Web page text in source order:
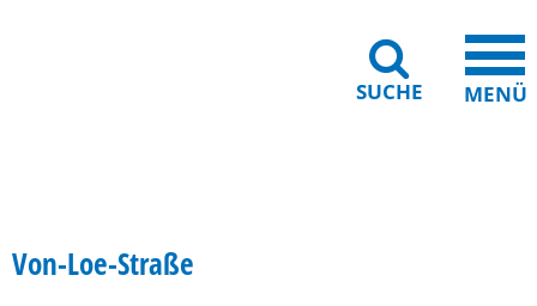
SUCHE MENÜ
Von-Loe-Straße